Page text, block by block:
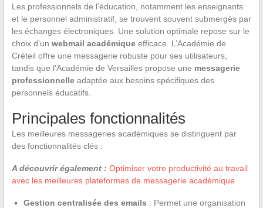
Les professionnels de l’éducation, notamment les enseignants
et le personnel administratif, se trouvent souvent submergés par
les échanges électroniques. Une solution optimale repose sur le
choix d’un webmail académiqueefficace. L’Académie de
Créteil offre une messagerie robuste pour ses utilisateurs,
tandis que l’Académie de Versailles propose une messagerie
professionnelleadaptée aux besoins spécifiques des
personnels éducatifs.
Principales fonctionnalités
Les meilleures messageries académiques se distinguent par
des fonctionnalités clés :
A découvrir également : Optimiser votre productivité au travail
avec les meilleures plateformes de messagerie académique
Gestion centralisée des emails : Permet une organisation